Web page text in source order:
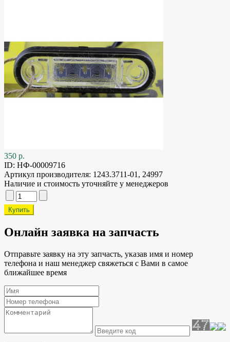
350 р.
ID: НФ-00009716
Артикул производителя: 1243.3711-01, 24997
Наличие и стоимость уточняйте у менеджеров
Онлайн заявка на запчасть
Отправьте заявку на эту запчасть, указав имя и номер
телефона и наш менеджер свяжеться с Вами в самое
ближайшее время